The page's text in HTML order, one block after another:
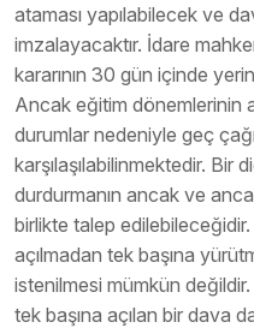
ataması yapılabilecek ve
imzalayacaktır. İdare
kararının 30 gün içinde
Ancak eğitim dönemlerinin
durumlar nedeniyle geç
karşılaşılabilinmektedir. Bir
durdurmanın ancak ve
birlikte talep
açılmadan tek başına
istenilmesi mümkün
tek başına açılan bir dava